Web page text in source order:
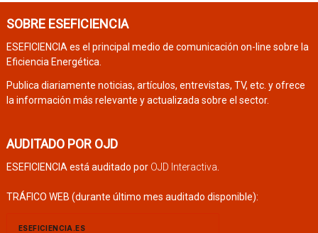
SOBRE ESEFICIENCIA
ESEFICIENCIA es el principal medio de comunicación on-line sobre la
Eficiencia Energética.
Publica diariamente noticias, artículos, entrevistas, TV, etc. y ofrece
la información más relevante y actualizada sobre el sector.
AUDITADO POR OJD
ESEFICIENCIA está auditado por OJD Interactiva.
TRÁFICO WEB (durante último mes auditado disponible):